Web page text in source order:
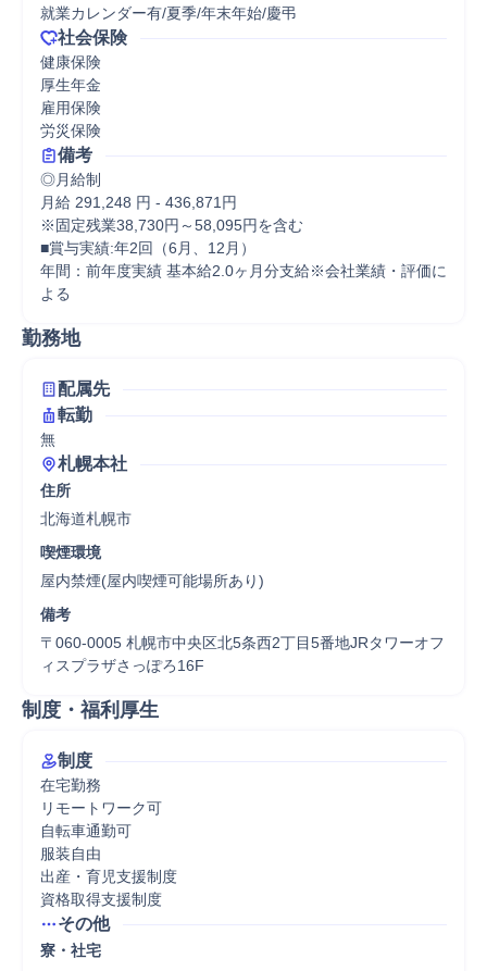
就業カレンダー有/夏季/年末年始/慶弔
社会保険
健康保険
厚生年金
雇用保険
労災保険
備考
◎月給制
月給 291,248 円 - 436,871円
※固定残業38,730円～58,095円を含む
■賞与実績:年2回（6月、12月）
年間：前年度実績 基本給2.0ヶ月分支給※会社業績・評価に
よる
勤務地
配属先
転勤
無
札幌本社
住所
北海道札幌市
喫煙環境
屋内禁煙(屋内喫煙可能場所あり)
備考
〒060-0005 札幌市中央区北5条西2丁目5番地JRタワーオフ
ィスプラザさっぽろ16F
制度・福利厚生
制度
在宅勤務
リモートワーク可
自転車通勤可
服装自由
出産・育児支援制度
資格取得支援制度
その他
寮・社宅